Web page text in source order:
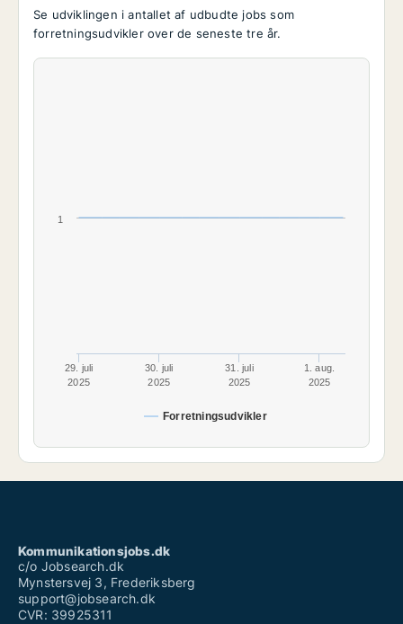
Se udviklingen i antallet af udbudte jobs som
forretningsudvikler over de seneste tre år.
Forretningsudvikler
29. juli
2025
30. juli
2025
31. juli
2025
1. aug.
2025
1
Kommunikationsjobs.dk
c/o Jobsearch.dk
Mynstersvej 3, Frederiksberg
support@jobsearch.dk
CVR: 39925311